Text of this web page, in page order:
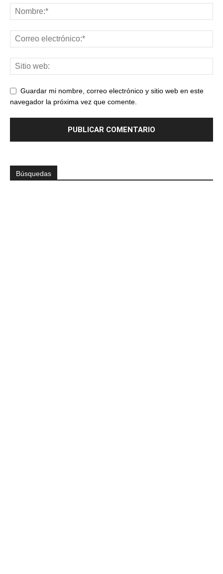
Guardar mi nombre, correo electrónico y sitio web en este
navegador la próxima vez que comente.
Búsquedas